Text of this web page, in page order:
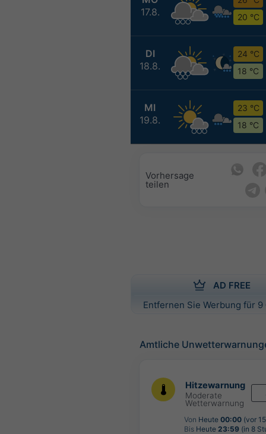
17.8.
20 °C
DI
18.8.
24 °C
18 °C
MI
19.8.
23 °C
18 °C
Vorhersage
teilen
AD FREE
Entfernen Sie Werbung für
Amtliche
Hitzewarnung
Moderate
Wetterwarnung
Von Heute 00:00 (vor
Bis Heute 23:59 (in 8